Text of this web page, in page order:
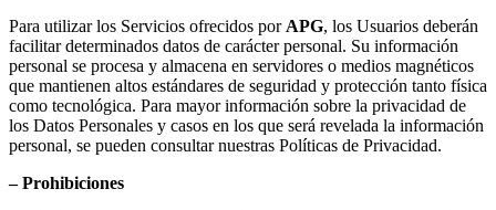
Para utilizar los Servicios ofrecidos por APG, los Usuarios deberán
facilitar determinados datos de carácter personal. Su información
personal se procesa y almacena en servidores o medios magnéticos
que mantienen altos estándares de seguridad y protección tanto física
como tecnológica. Para mayor información sobre la privacidad de
los Datos Personales y casos en los que será revelada la información
personal, se pueden consultar nuestras Políticas de Privacidad.
– Prohibiciones